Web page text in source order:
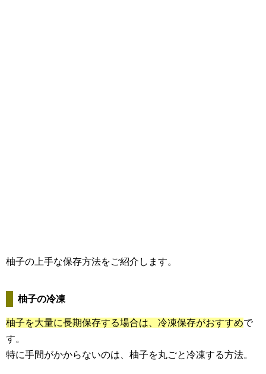
柚子の上手な保存方法をご紹介します。
柚子の冷凍
柚子を大量に長期保存する場合は、冷凍保存がおすすめで
す。
特に手間がかからないのは、柚子を丸ごと冷凍する方法。